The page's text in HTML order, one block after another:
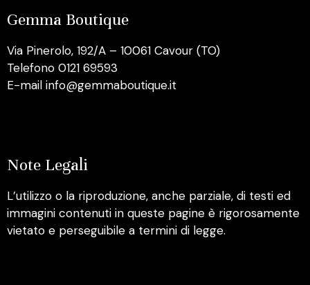
Gemma Boutique
Via Pinerolo, 192/A – 10061 Cavour (TO)
Telefono 0121 69593
E-mail info@gemmaboutique.it
Note Legali
L’utilizzo o la riproduzione, anche parziale, di testi ed
immagini contenuti in queste pagine è rigorosamente
vietato e perseguibile a termini di legge.